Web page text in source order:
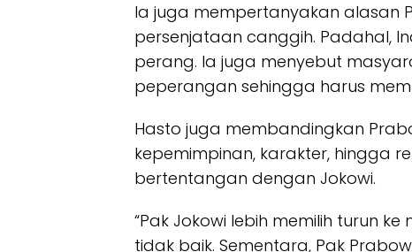
Ia juga mempertanyakan alasan
persenjataan canggih. Padahal,
perang. Ia juga menyebut
peperangan sehingga harus
Hasto juga membandingkan
kepemimpinan, karakter, hingga
bertentangan dengan Jokowi.
“Pak Jokowi lebih memilih turun
tidak baik. Sementara, Pak